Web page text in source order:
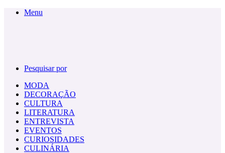
Menu
Pesquisar por
MODA
DECORAÇÃO
CULTURA
LITERATURA
ENTREVISTA
EVENTOS
CURIOSIDADES
CULINÁRIA